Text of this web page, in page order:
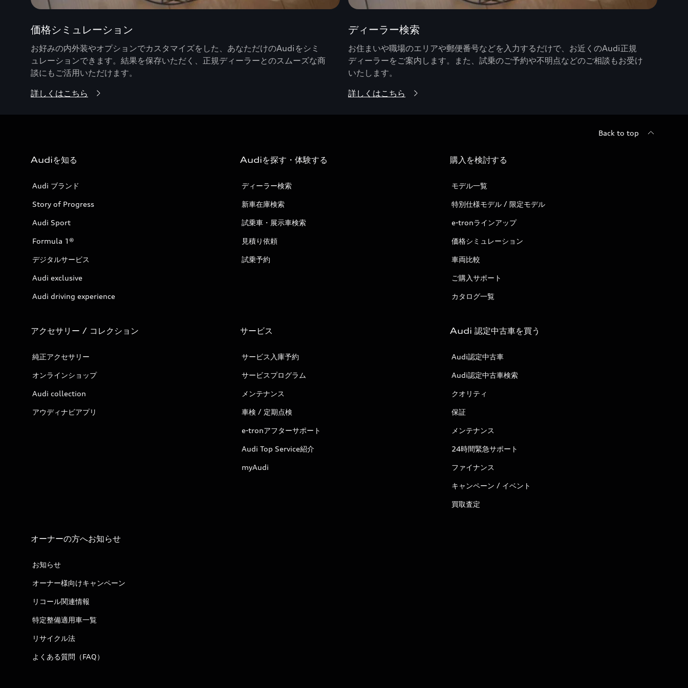
価格シミュレーション
お好みの内外装やオプションでカスタマイズをした、あなただけのAudiをシミ
ュレーションできます。結果を保存いただく、正規ディーラーとのスムーズな商
談にもご活用いただけます。
詳しくはこちら
ディーラー検索
お住まいや職場のエリアや郵便番号などを入力するだけで、お近くのAudi正規
ディーラーをご案内します。また、試乗のご予約や不明点などのご相談もお受け
いたします。
詳しくはこちら
Back to top
Audiを知る
Audi ブランド
Story of Progress
Audi Sport
Formula 1®
デジタルサービス
Audi exclusive
Audi driving experience
Audiを探す・体験する
ディーラー検索
新車在庫検索
試乗車・展示車検索
見積り依頼
試乗予約
購入を検討する
モデル一覧
特別仕様モデル / 限定モデル
e-tronラインアップ
価格シミュレーション
車両比較
ご購入サポート
カタログ一覧
アクセサリー / コレクション
純正アクセサリー
オンラインショップ
Audi collection
アウディナビアプリ
サービス
サービス入庫予約
サービスプログラム
メンテナンス
車検 / 定期点検
e-tronアフターサポート
Audi Top Service紹介
myAudi
Audi 認定中古車を買う
Audi認定中古車
Audi認定中古車検索
クオリティ
保証
メンテナンス
24時間緊急サポート
ファイナンス
キャンペーン / イベント
買取査定
オーナーの方へお知らせ
お知らせ
オーナー様向けキャンペーン
リコール関連情報
特定整備適用車一覧
リサイクル法
よくある質問（FAQ）